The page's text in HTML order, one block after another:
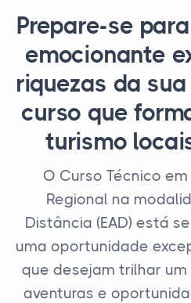
Prepare-se
emocionante
riquezas da
curso que
turismo
O Curso Técnico
Regional na
Distância (EAD) está
uma oportunidade
que desejam trilhar
aventuras e